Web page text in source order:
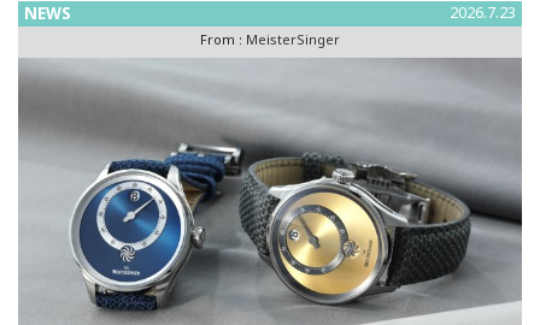
NEWS 2026.7.23
From : MeisterSinger